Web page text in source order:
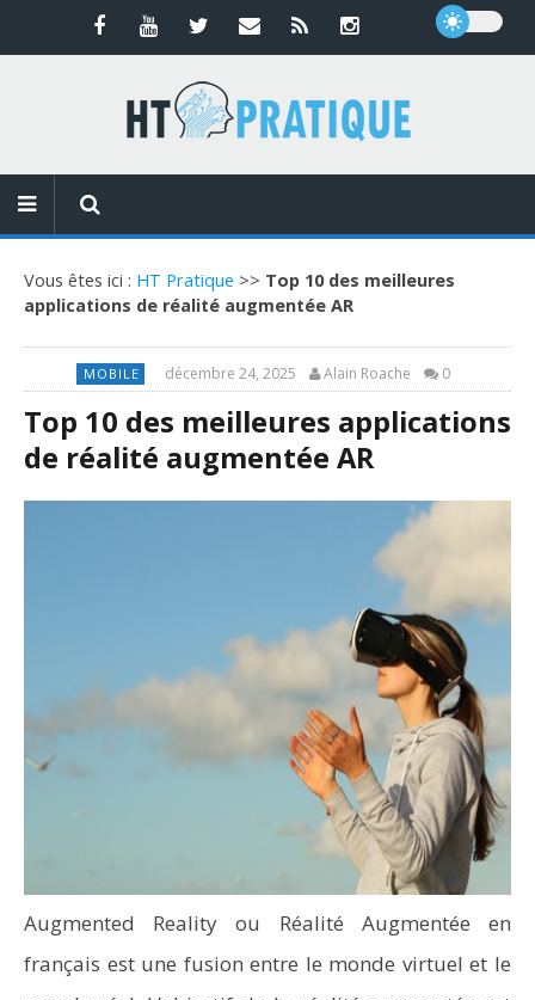
Vous êtes ici : HT Pratique >> Top 10 des meilleures
applications de réalité augmentée AR
MOBILE décembre 24, 2025 Alain Roache 0
Top 10 des meilleures applications
de réalité augmentée AR
Augmented Reality ou Réalité Augmentée en
français est une fusion entre le monde virtuel et le